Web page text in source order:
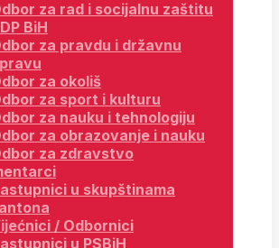
za rad i socijalnu zaštitu
BiH
za pravdu i državnu
za okoliš
za sport i kulturu
za nauku i tehnologiju
za obrazovanje i nauku
za zdravstvo
u skupštinama
/ Odbornici
u PSBiH